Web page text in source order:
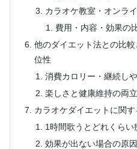
カラオケ教室・オンラ
費用・内容・効果の
他のダイエット法との比
位性
消費カロリー・継続し
楽しさと健康維持の両
カラオケダイエットに関
1時間歌うとどれくらい
効果が出ない場合の原